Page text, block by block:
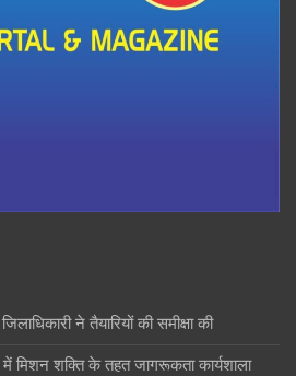
ने तैयारियों की समीक्षा की
मिशन शक्ति के तहत जागरूकता कार्यशाला